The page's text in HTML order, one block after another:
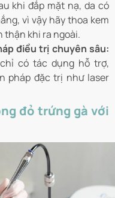
khi đắp mặt nạ, da có
vì vậy hãy thoa kem
thận khi ra ngoài.
điều trị chuyên sâu:
có tác dụng hỗ trợ,
pháp đặc trị như laser
đỏ trứng gà với